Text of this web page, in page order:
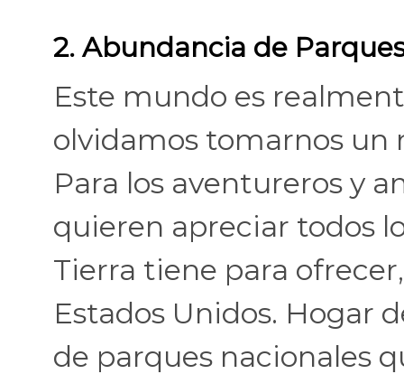
2. Abundancia de
Este mundo es
olvidamos tomarnos un
Para los aventureros y
quieren apreciar todos
Tierra tiene para
Estados Unidos. Hogar
de parques nacionales